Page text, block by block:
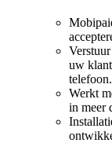
uw
telefoon.
Werkt
in meer